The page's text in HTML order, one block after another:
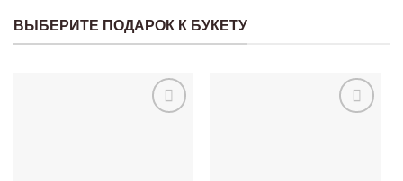
ВЫБЕРИТЕ ПОДАРОК К БУКЕТУ